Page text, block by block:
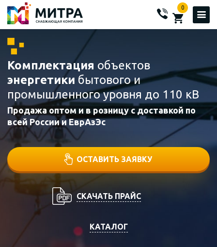
0
Комплектация объектов
энергетики бытового и
промышленного уровня до 110 кВ
Продажа оптом и в розницу с доставкой по
всей России и ЕврАзЭс
ОСТАВИТЬ ЗАЯВКУ
СКАЧАТЬ ПРАЙС
КАТАЛОГ